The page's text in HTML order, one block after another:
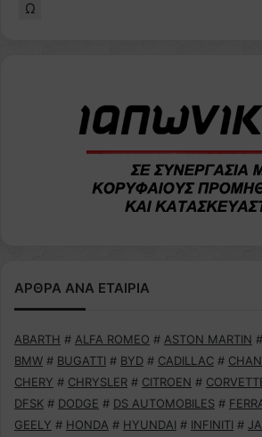
Ω
ΑΡΘΡΑ ΑΝΑ ΕΤΑΙΡΙΑ
ABARTH # ALFA ROMEO # ASTON MARTIN #
BMW # BUGATTI # BYD # CADILLAC #
CHERY # CHRYSLER # CITROEN #
DFSK # DODGE # DS AUTOMOBILES #
GEELY # HONDA # HYUNDAI # INFINITI #